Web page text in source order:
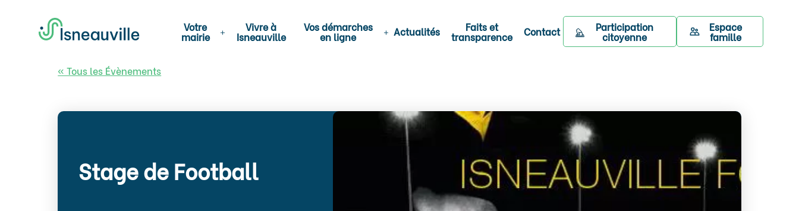
Votre
mairie
Vivre à
Isneauville
Vos démarches
en ligne Actualités Faits et
transparence Contact Participation
citoyenne
Espace
famille
« Tous les Évènements
Stage de Football